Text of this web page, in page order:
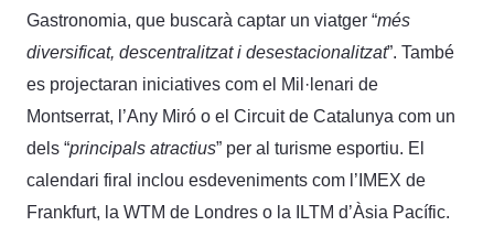
Gastronomia, que buscarà captar un viatger “més
diversificat, descentralitzat i desestacionalitzat”. També
es projectaran iniciatives com el Mil·lenari de
Montserrat, l’Any Miró o el Circuit de Catalunya com un
dels “principals atractius” per al turisme esportiu. El
calendari firal inclou esdeveniments com l’IMEX de
Frankfurt, la WTM de Londres o la ILTM d’Àsia Pacífic.